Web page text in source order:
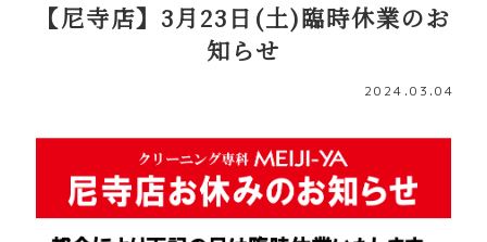
【尼寺店】3月23日(土)臨時休業のお
知らせ
2024.03.04